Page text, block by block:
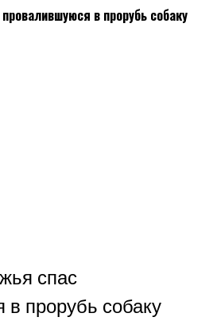
в прорубь собаку
спас
прорубь собаку